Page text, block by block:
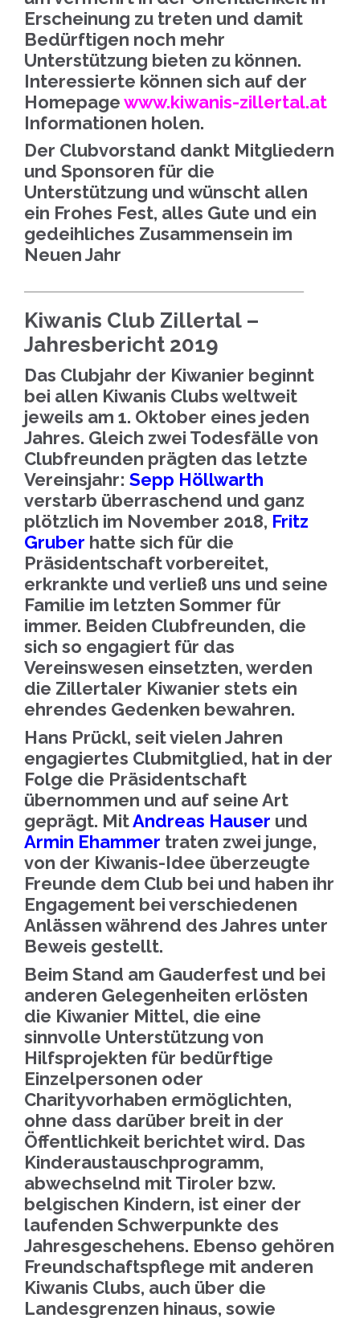
Erscheinung zu treten und damit
Bedürftigen noch mehr
Unterstützung bieten zu können.
Interessierte können sich auf der
Homepagewww.kiwanis-zillertal.at
Informationen holen.
Der Clubvorstand dankt Mitgliedern
und Sponsoren für die
Unterstützung und wünscht allen
ein Frohes Fest, alles Gute und ein
gedeihliches Zusammensein im
Neuen Jahr
Kiwanis Club Zillertal –
Jahresbericht 2019
Das Clubjahr der Kiwanier beginnt
bei allen Kiwanis Clubs weltweit
jeweils am 1. Oktober eines jeden
Jahres. Gleich zwei Todesfälle von
Clubfreunden prägten das letzte
Vereinsjahr: Sepp Höllwarth
verstarb überraschend und ganz
plötzlich im November 2018, Fritz
Gruber hatte sich für die
Präsidentschaft vorbereitet,
erkrankte und verließ uns und seine
Familie im letzten Sommer für
immer. Beiden Clubfreunden, die
sich so engagiert für das
Vereinswesen einsetzten, werden
die Zillertaler Kiwanier stets ein
ehrendes Gedenken bewahren.
Hans Prückl, seit vielen Jahren
engagiertes Clubmitglied, hat in der
Folge die Präsidentschaft
übernommen und auf seine Art
geprägt. MitAndreas Hauser und
Armin Ehammer traten zwei junge,
von der Kiwanis-Idee überzeugte
Freunde dem Club bei und haben ihr
Engagement bei verschiedenen
Anlässen während des Jahres unter
Beweis gestellt.
Beim Stand am Gauderfest und bei
anderen Gelegenheiten erlösten
die Kiwanier Mittel, die eine
sinnvolle Unterstützung von
Hilfsprojekten für bedürftige
Einzelpersonen oder
Charityvorhaben ermöglichten,
ohne dass darüber breit in der
Öffentlichkeit berichtet wird. Das
Kinderaustauschprogramm,
abwechselnd mit Tiroler bzw.
belgischen Kindern, ist einer der
laufenden Schwerpunkte des
Jahresgeschehens. Ebenso gehören
Freundschaftspflege mit anderen
Kiwanis Clubs, auch über die
Landesgrenzen hinaus, sowie